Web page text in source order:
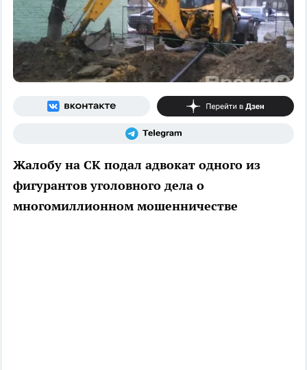
Жалобу на СК подал адвокат одного из
фигурантов уголовного дела о
многомиллионном мошенничестве